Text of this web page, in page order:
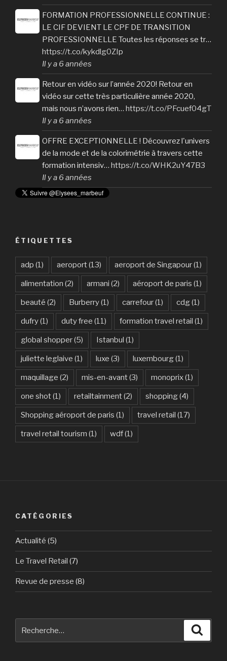
FORMATION PROFESSIONNELLE CONTINUE :
LE CIF DEVIENT LE CPF DE TRANSITION
PROFESSIONNELLE Toutes les réponses se tr…
https://t.co/kykdlg0ZIp
Il y a 6 années
Retour en vidéo sur l’année 2020! Retour en
vidéo sur cette très particulière année 2020,
mais nous n’avons rien… https://t.co/PFcuef04gT
Il y a 6 années
OFFRE EXCEPTIONNELLE ! Découvrez l'univers
de la mode et de la colorimétrie à travers cette
formation intensiv… https://t.co/WHK2uY47B3
Il y a 6 années
ÉTIQUETTES
adp (1) aeroport(13) aeroport de Singapour(1)
alimentation (2) armani (2) aéroport de paris (1)
beauté (2) Burberry(1) carrefour(1) cdg(1)
dufry(1) duty free (11) formation travel retail (1)
global shopper(5) Istanbul (1)
juliette leglaive (1) luxe (3) luxembourg(1)
maquillage (2) mis-en-avant(3) monoprix(1)
one shot(1) retailtainment(2) shopping(4)
Shopping aéroport de paris (1) travel retail (17)
travel retail tourism (1) wdf(1)
CATÉGORIES
Actualité (5)
Le Travel Retail (7)
Revue de presse (8)